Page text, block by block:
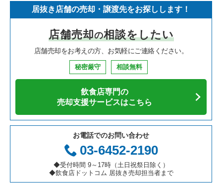
寿司の居抜き売却物件の案件一覧
焼肉の居抜き売却物件の案件一覧
鉄板焼き・お好み焼の居抜き売却物件の案件一覧
カフェの居抜き売却物件の案件一覧
テイクアウトの居抜き売却物件の案件一覧
お弁当・惣菜・デリの居抜き売却物件の案件一覧
カラオケ・パブ・スナックの居抜き売却物件の案件一覧
バーの居抜き売却物件の案件一覧
神奈川県の飲食店の居抜き売却物件の案件一覧
大阪府の飲食店の居抜き売却物件の案件一覧
兵庫県の飲食店の居抜き売却物件の案件一覧
愛知県の飲食店の居抜き売却物件の案件一覧
岐阜県の飲食店の居抜き売却物件の案件一覧
三重県の飲食店の居抜き売却物件の案件一覧
京都市下京区の飲食店の居抜き売却物件の案件一覧
京都市上京区の飲食店の居抜き売却物件の案件一覧
京都市東山区の飲食店の居抜き売却物件の案件一覧
京都市西京区の飲食店の居抜き売却物件の案件一覧
京都市伏見区の飲食店の居抜き売却物件の案件一覧
京都市北区の飲食店の居抜き売却物件の案件一覧
京都市山科区の飲食店の居抜き売却物件の案件一覧
京都市南区の飲食店の居抜き売却物件の案件一覧
京都府のイタリア料理の居抜き売却物件の案件一覧
京都府の中華の居抜き売却物件の案件一覧
京都府の寿司の居抜き売却物件の案件一覧
京都府の鉄板焼き・お好み焼の居抜き売却物件の案件一覧
京都府のアジア料理の居抜き売却物件の案件一覧
京都府のカフェの居抜き売却物件の案件一覧
京都府のテイクアウトの居抜き売却物件の案件一覧
京都府のお弁当・惣菜・デリの居抜き売却物件の案件一覧
京都市役所前駅のフランス料理の居抜き売却物件の案件一覧
京都市役所前駅のイタリア料理の居抜き売却物件の案件一覧
京都市役所前駅の焼肉の居抜き売却物件の案件一覧
京都市役所前駅のバーの居抜き売却物件の案件一覧
京都市役所前駅の居酒屋・ダイニングバーの居抜き売却物件の
京都市役所前駅の和食の居抜き売却物件の案件一覧
居抜き店舗の売却・譲渡先をお探しします！
店舗売却の相談をしたい
店舗売却をお考えの方、お気軽にご連絡ください。
秘密厳守 相談無料
飲食店専門の
売却支援サービスはこちら
お電話でのお問い合わせ
03-6452-2190
◆受付時間 9～17時（土日祝祭日除く）
◆飲食店ドットコム 居抜き売却担当者まで